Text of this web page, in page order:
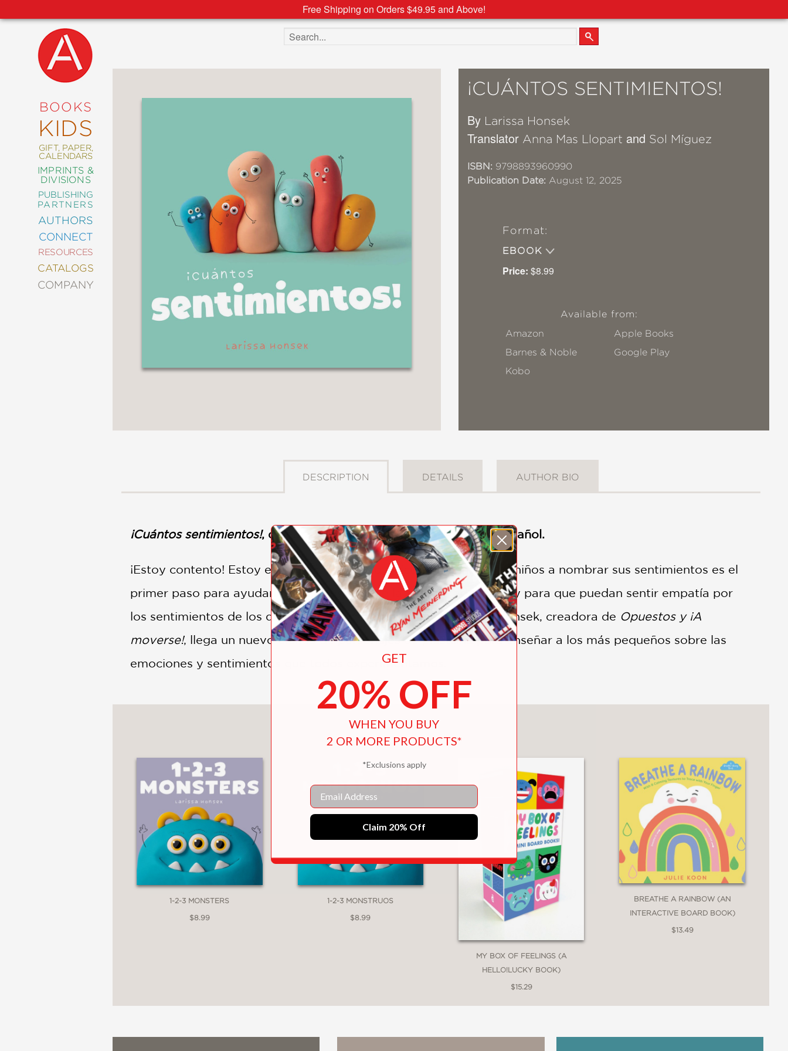
Free Shipping on Orders $49.95 and Above!
BOOKS
KIDS
GIFT, PAPER,
CALENDARS
IMPRINTS &
DIVISIONS
PUBLISHING
PARTNERS
AUTHORS
CONNECT
RESOURCES
CATALOGS
COMPANY
NEW
COMING
COMICS
DECORATING
ENTERTAINMENT
FASHION
FOOD
NOVELS
MANGA
NONFICTION
POETRY
CULTURE
CATEGORIES
Search the site
¡CUÁNTOS SENTIMIENTOS!
By Larissa Honsek
Translator Anna Mas Llopart and Sol Míguez
ISBN: 9798893960990
Publication Date: August 12, 2025
Format:
EBOOK
Price: $8.99
Available from:
Amazon
Apple Books
Barnes & Noble
Google Play
Kobo
DESCRIPTION DETAILS AUTHOR BIO
¡Cuántos sentimientos!, de Larissa Honsek, ahora disponible en español.
¡Estoy contento! Estoy enfadado. Me siento ridículo. Enseñar a los niños a nombrar sus sentimientos es el
primer paso para ayudarles a expresarlos de la manera adecuada y para que puedan sentir empatía por
los sentimientos de los demás. De la mano de la artista Larissa Honsek, creadora de Opuestos y ¡A
moverse!, llega un nuevo elenco de personajes de plastilina para enseñar a los más pequeños sobre las
emociones y sentimientos que todos experimentamos.
You May Also Like
1-2-3 MONSTERS
$8.99
1-2-3 MONSTRUOS
$8.99
MY BOX OF FEELINGS (A
HELLO!LUCKY BOOK)
$15.29
BREATHE A RAINBOW (AN
INTERACTIVE BOARD BOOK)
$13.49
GET
20% OFF
WHEN YOU BUY
2 OR MORE PRODUCTS*
*Exclusions apply
Email
Claim 20% Off